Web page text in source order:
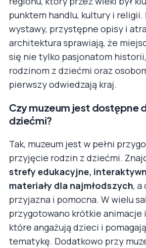
punktem handlu, kultury i
wystawy, przystępne opisy i
architektura sprawiają, że
się nie tylko pasjonatom
rodzinom z dziećmi oraz
pierwszy odwiedzają kraj.
Czy muzeum jest dostępne
dziećmi?
Tak, muzeum jest w pełni
przyjęcie rodzin z dziećmi.
strefy edukacyjne,
materiały dla najmłodszych, a
przyjazna i pomocna. W wielu
przygotowano krótkie animacje
które angażują dzieci i
tematykę. Dodatkowo przy